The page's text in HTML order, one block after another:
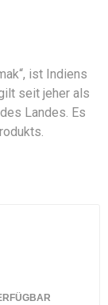
ist Indiens
seit jeher als
Landes. Es